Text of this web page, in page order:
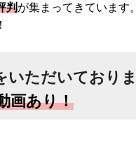
判が集まってきています
いただいておりま
画あり！